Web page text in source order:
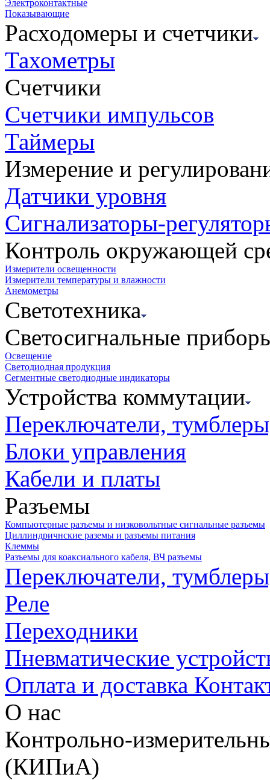
Электроконтактные
Показывающие
Расходомеры и счетчики
Тахометры
Счетчики
Счетчики импульсов
Таймеры
Измерение и
Датчики уровня
Сигнализаторы-
Контроль окружающей
Измерители освещенности
Измерители температуры и влажности
Анемометры
Светотехника
Светосигнальные
Освещение
Светодиодная продукция
Сегментные светодиодные индикаторы
Устройства коммутации
Переключатели,
Блоки управления
Кабели и платы
Разъемы
Компьютерные разъемы и низковольтные сигнальные разъемы
Циллиндричнские раземы и разъемы питания
Клеммы
Разъемы для коаксиального кабеля, ВЧ разъемы
Переключатели,
Реле
Переходники
Пневматические
Оплата и доставка
О нас
Контрольно-
(КИПиА)